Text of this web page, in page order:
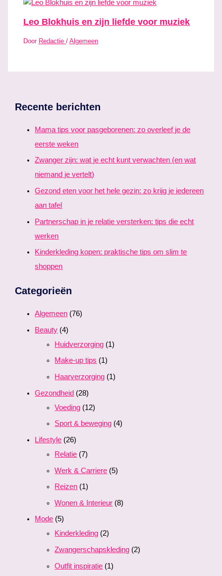
Leo Blokhuis en zijn liefde voor muziek
Door Redactie/Algemeen
Recente berichten
Mama tips voor pasgeborenen: zo overleef je de
eerste weken
Zwanger zijn: wat je echt kunt verwachten (en wat
niemand je vertelt)
Gezond eten voor het hele gezin: zo krijg je iedereen
aan tafel
Partnerschap in je relatie versterken: tips die echt
werken
Kinderkleding kopen: praktische tips om slim te
shoppen
Categorieën
Algemeen (76)
Beauty (4)
Huidverzorging (1)
Make-up tips (1)
Haarverzorging (1)
Gezondheid (28)
Voeding (12)
Sport & beweging (4)
Lifestyle (26)
Relatie (7)
Werk & Carriere (5)
Reizen (1)
Wonen & Interieur (8)
Mode (5)
Kinderkleding (2)
Zwangerschapskleding (2)
Outfit inspiratie (1)